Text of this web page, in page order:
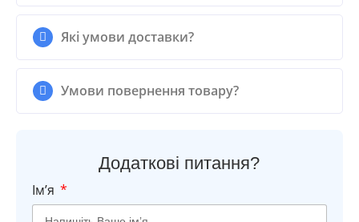
Які умови доставки?
Умови повернення товару?
Додаткові питання?
Імʼя